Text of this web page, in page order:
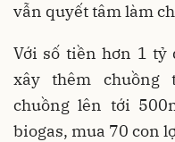
vẫn quyết tâm làm
Với số tiền hơn 1 tỷ
xây thêm
chuồng lên tới
biogas, mua 70 con